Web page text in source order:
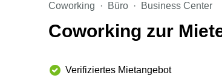
Coworking Büro Business Center
Coworking zur
Verifiziertes Mietangebot